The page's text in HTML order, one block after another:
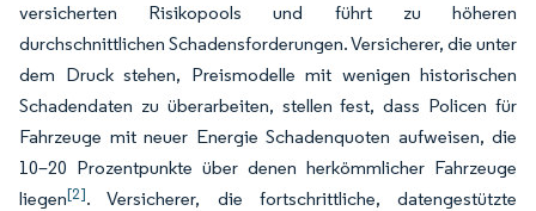
versicherten Risikopools und führt zu höheren
durchschnittlichen Schadensforderungen. Versicherer, die unter
dem Druck stehen, Preismodelle mit wenigen historischen
Schadendaten zu überarbeiten, stellen fest, dass Policen für
Fahrzeuge mit neuer Energie Schadenquoten aufweisen, die
10–20 Prozentpunkte über denen herkömmlicher Fahrzeuge
liegen[2]. Versicherer, die fortschrittliche, datengestützte